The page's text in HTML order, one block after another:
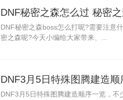
DNF秘密之森怎么过 秘密
DNF秘密之森boss怎么打呢?需要注意
密之森呢?今天小编给大家带来、...
DNF3月5日特殊图腾建造
DNF3月5日特殊图腾建造顺序一览，